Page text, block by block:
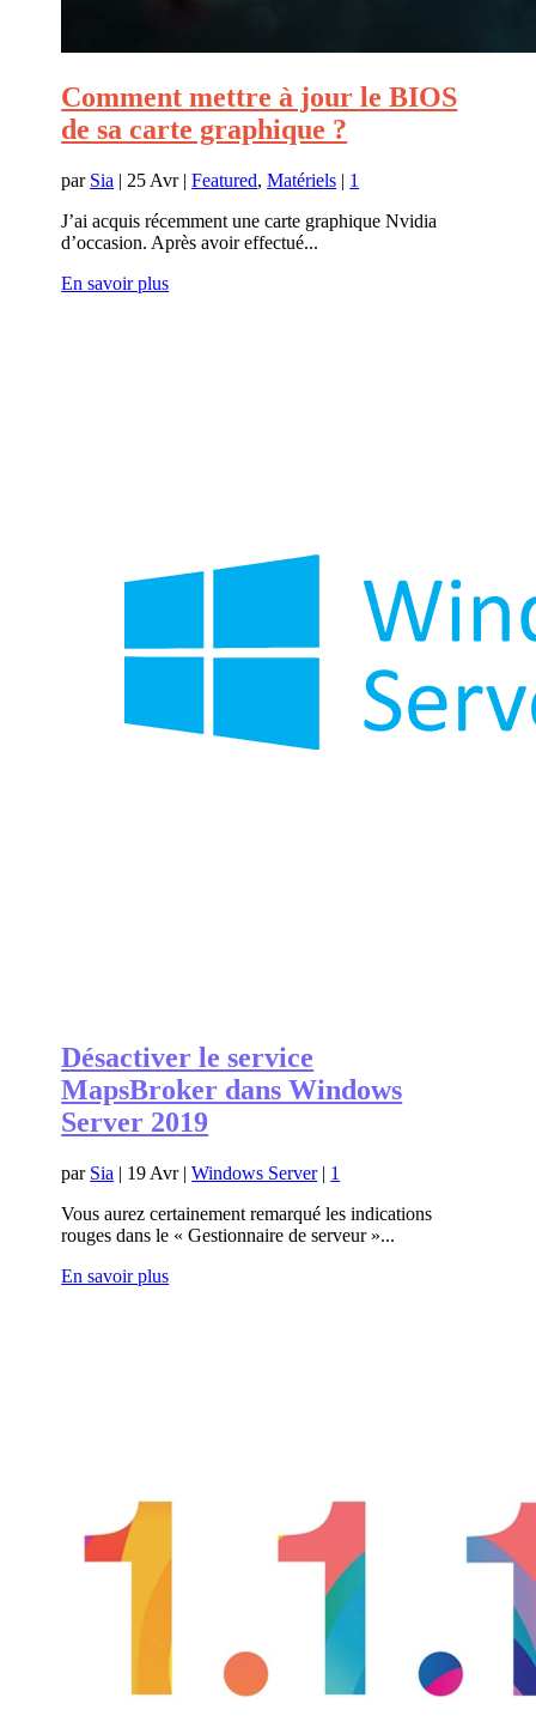
Comment mettre à jour le BIOS
de sa carte graphique ?
par Sia | 25 Avr|Featured,Matériels | 1
J’ai acquis récemment une carte graphique Nvidia
d’occasion. Après avoir effectué...
En savoir plus
Désactiver le service
MapsBroker dans Windows
Server 2019
par Sia | 19 Avr|Windows Server| 1
Vous aurez certainement remarqué les indications
rouges dans le « Gestionnaire de serveur »...
En savoir plus